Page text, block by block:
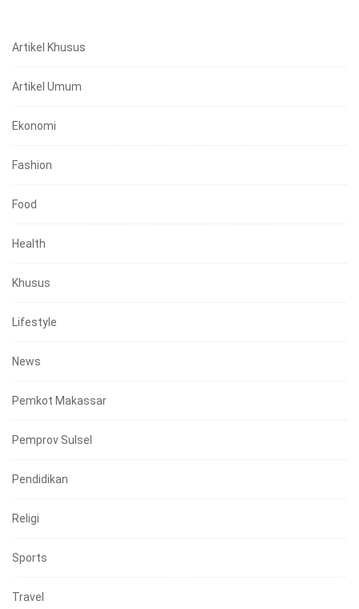
Artikel Khusus
Artikel Umum
Ekonomi
Fashion
Food
Health
Khusus
Lifestyle
News
Pemkot Makassar
Pemprov Sulsel
Pendidikan
Religi
Sports
Travel